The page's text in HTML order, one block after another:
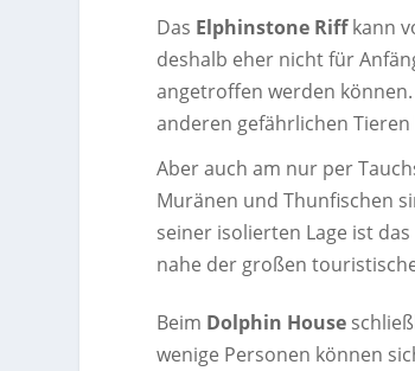
Das Elphinstone Riffkann
deshalb eher nicht für
angetroffen werden
anderen gefährlichen
Aber auch am nur per
Muränen und Thunfischen
seiner isolierten Lage ist
nahe der großen
Beim Dolphin House
wenige Personen können